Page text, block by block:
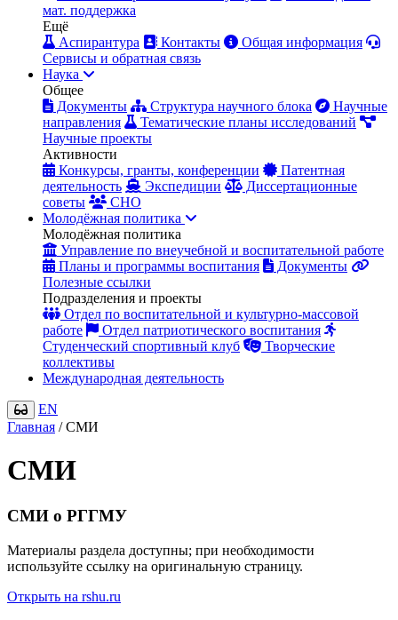
мат. поддержка
Ещё
Аспирантура
Контакты
Общая информация
Сервисы и обратная связь
Наука
Общее
Документы
Структура научного блока
Научные
направления
Тематические планы исследований
Научные проекты
Активности
Конкурсы, гранты, конференции
Патентная
деятельность
Экспедиции
Диссертационные
советы
СНО
Молодёжная политика
Молодёжная политика
Управление по внеучебной и воспитательной работе
Планы и программы воспитания
Документы
Полезные ссылки
Подразделения и проекты
Отдел по воспитательной и культурно-массовой
работе
Отдел патриотического воспитания
Студенческий спортивный клуб
Творческие
коллективы
Международная деятельность
EN
Главная / СМИ
СМИ
СМИ о РГГМУ
Материалы раздела доступны; при необходимости
используйте ссылку на оригинальную страницу.
Открыть на rshu.ru